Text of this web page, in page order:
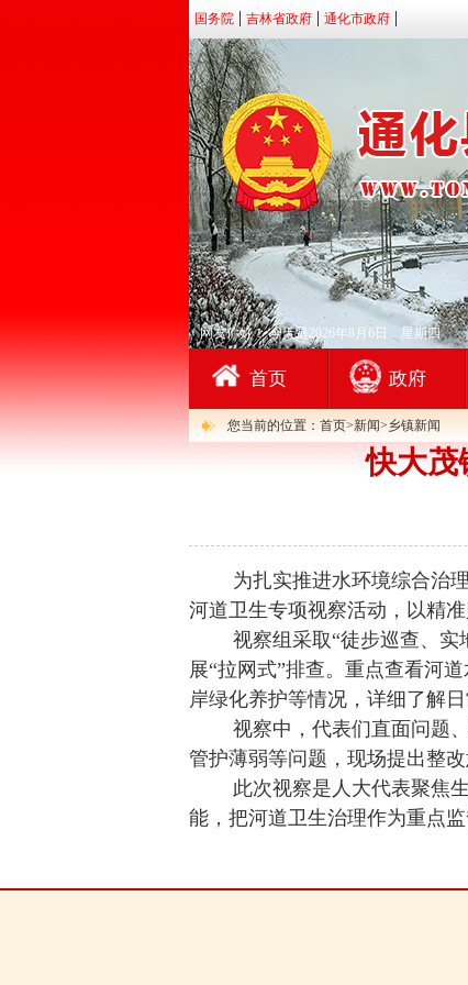
国务院 吉林省政府 通化市政府
网友你好！今天是2026年8月6日 星期四
首页 政府
您当前的位置：首页>新闻>乡镇新闻
快大茂
为扎实推进水环境综合治理
河道卫生专项视察活动，以精
视察组采取“徒步巡查、实地
展“拉网式”排查。重点查看河
岸绿化养护等情况，详细了解
视察中，代表们直面问题、
管护薄弱等问题，现场提出整改
此次视察是人大代表聚焦生
能，把河道卫生治理作为重点